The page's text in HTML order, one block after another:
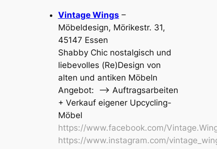
Vintage Wings –
Möbeldesign, Mörikestr. 31,
45147 Essen
Shabby Chic nostalgisch und
liebevolles (Re)Design von
alten und antiken Möbeln
Angebot: –> Auftragsarbeiten
+ Verkauf eigener Upcycling-
Möbel
https://www.facebook.com/
https://www.instagram.com/